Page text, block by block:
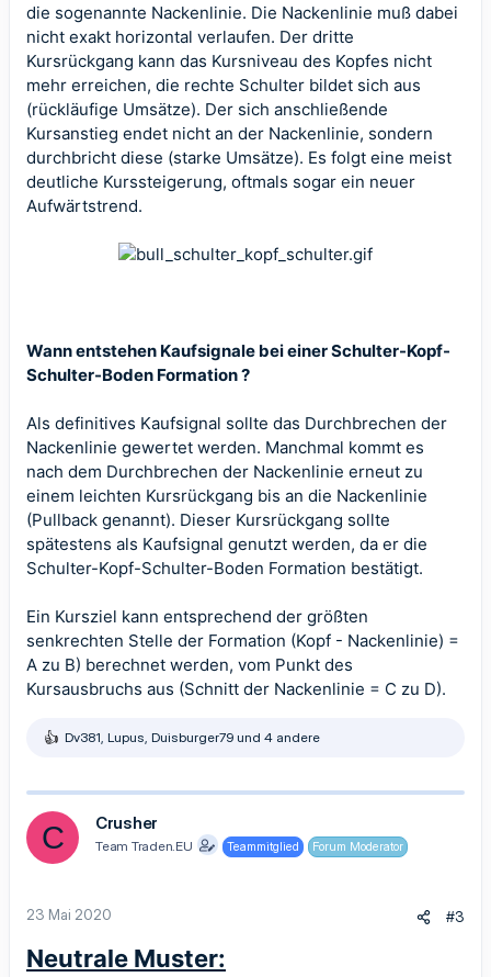
die sogenannte Nackenlinie. Die Nackenlinie muß dabei
nicht exakt horizontal verlaufen. Der dritte
Kursrückgang kann das Kursniveau des Kopfes nicht
mehr erreichen, die rechte Schulter bildet sich aus
(rückläufige Umsätze). Der sich anschließende
Kursanstieg endet nicht an der Nackenlinie, sondern
durchbricht diese (starke Umsätze). Es folgt eine meist
deutliche Kurssteigerung, oftmals sogar ein neuer
Aufwärtstrend.
Wann entstehen Kaufsignale bei einer Schulter-Kopf-
Schulter-Boden Formation ?
Als definitives Kaufsignal sollte das Durchbrechen der
Nackenlinie gewertet werden. Manchmal kommt es
nach dem Durchbrechen der Nackenlinie erneut zu
einem leichten Kursrückgang bis an die Nackenlinie
(Pullback genannt). Dieser Kursrückgang sollte
spätestens als Kaufsignal genutzt werden, da er die
Schulter-Kopf-Schulter-Boden Formation bestätigt.
Ein Kursziel kann entsprechend der größten
senkrechten Stelle der Formation (Kopf - Nackenlinie) =
A zu B) berechnet werden, vom Punkt des
Kursausbruchs aus (Schnitt der Nackenlinie = C zu D).
R
k
t
i
o
n
:
Dv381, Lupus, Duisburger79 und 4 andere
C Crusher
Team Traden.EU Teammitglied Forum Moderator
23 Mai 2020 #3
Neutrale Muster: